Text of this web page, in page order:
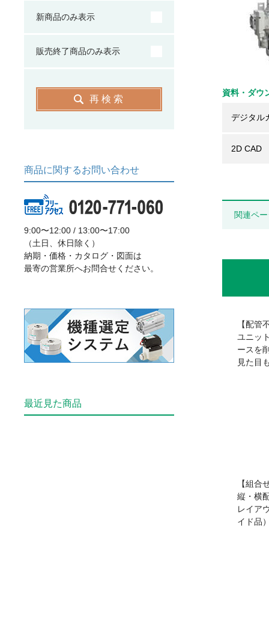
資料・ダウ
デジタル
2D CAD
関連ペ
【配管
ユニッ
ースを
見た目
【組合
縦・横
レイア
イド品
新商品のみ表示
販売終了商品のみ表示
再検索
商品に関するお問い合わせ
9:00〜12:00 / 13:00〜17:00
（土日、休日除く）
納期・価格・カタログ・図面は
最寄の営業所へお問合せください。
最近見た商品